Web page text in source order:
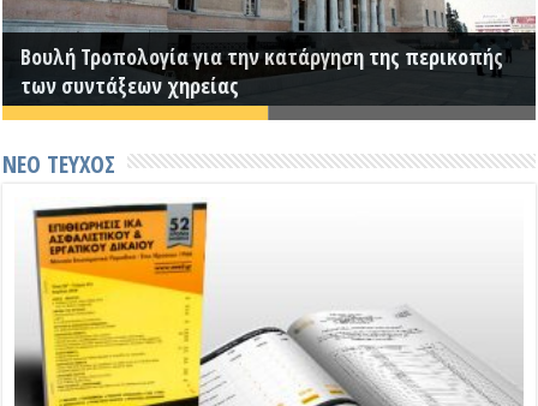
Βουλή Τροπολογία για την κατάργηση της περικοπής
των συντάξεων χηρείας
προθεσμίας υποβολής των δηλώσεων φορολογίας
εισοδήματος φορολογικού έτους 2025 – παρατείνεται
μέχρι και την 24η Ιουλίου 2026 –
ΝΕΟ ΤΕΥΧΟΣ